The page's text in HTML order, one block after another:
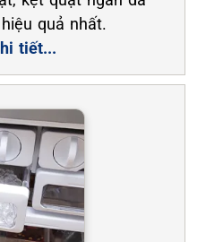
quả nhất.
tiết...